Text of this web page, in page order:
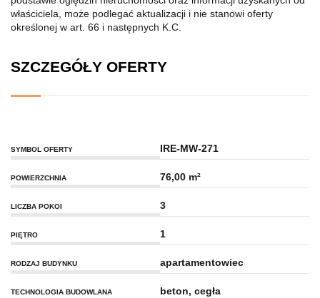
właściciela, może podlegać aktualizacji i nie stanowi oferty
określonej w art. 66 i następnych K.C.
SZCZEGÓŁY OFERTY
SYMBOL OFERTY IRE-MW-271
POWIERZCHNIA 76,00 m²
LICZBA POKOI 3
PIĘTRO 1
RODZAJ BUDYNKU apartamentowiec
TECHNOLOGIA BUDOWLANA beton, cegła